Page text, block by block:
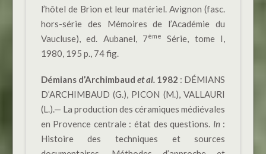
l’hôtel de Brion et leur matériel. Avignon (fasc.
hors-série des Mémoires de l’Académie du
Vaucluse), ed. Aubanel, 7ème
Série, tome I,
1980, 195 p., 74 fig.
Démians d’Archimbaud et al. 1982 : DÉMIANS
D’ARCHIMBAUD (G.), PICON (M.), VALLAURI
(L.).— La production des céramiques médiévales
en Provence centrale : état des questions. In :
Histoire des techniques et sources